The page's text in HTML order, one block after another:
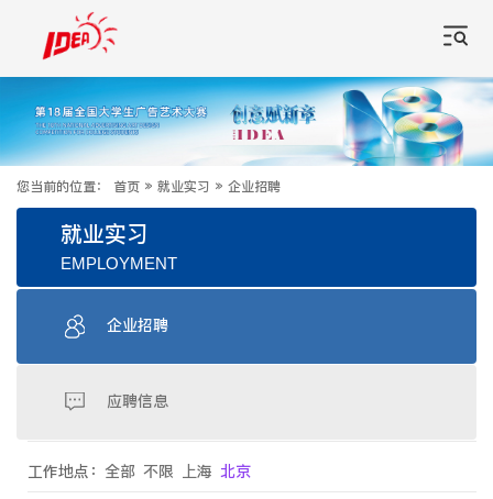
您当前的位置： 首页 » 就业实习 » 企业招聘
就业实习
EMPLOYMENT
企业招聘
应聘信息
工作地点： 全部 不限 上海 北京